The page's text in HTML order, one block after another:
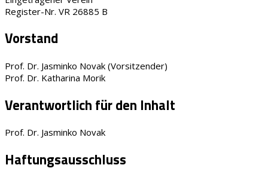
Register-Nr. VR 26885 B
Vorstand
Prof. Dr. Jasminko Novak (Vorsitzender)
Prof. Dr. Katharina Morik
Verantwortlich für den Inhalt
Prof. Dr. Jasminko Novak
Haftungsausschluss